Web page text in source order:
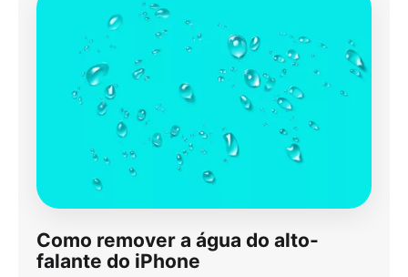
Como remover a água do alto-
falante do iPhone